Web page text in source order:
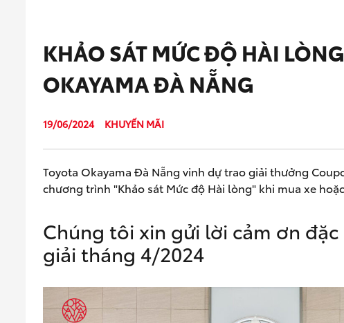
KHẢO SÁT MỨC ĐỘ HÀI
OKAYAMA ĐÀ NẴNG
19/06/2024 KHUYẾN MÃI
Toyota Okayama Đà Nẵng vinh dự trao giải thưởng
chương trình "Khảo sát Mức độ Hài lòng" khi mua xe
Chúng tôi xin gửi lời cảm ơn
giải tháng 4/2024